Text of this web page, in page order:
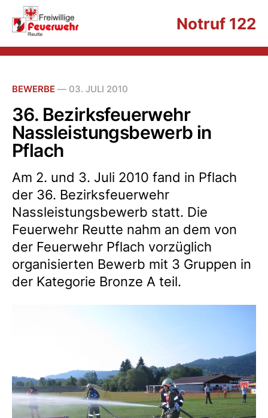
Notruf 122
BEWERBE — 03. JULI 2010
36. Bezirksfeuerwehr
Nassleistungsbewerb in
Pflach
Am 2. und 3. Juli 2010 fand in Pflach
der 36. Bezirksfeuerwehr
Nassleistungsbewerb statt. Die
Feuerwehr Reutte nahm an dem von
der Feuerwehr Pflach vorzüglich
organisierten Bewerb mit 3 Gruppen in
der Kategorie Bronze A teil.